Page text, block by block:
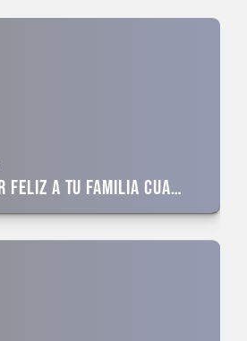
Cómo mantener feliz a tu familia cuando eres emprendedor